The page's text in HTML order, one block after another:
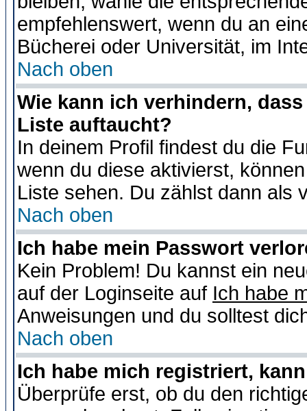
empfehlenswert, wenn du an
Bücherei oder Universität, im
Nach oben
Wie kann ich verhindern,
Liste auftaucht?
In deinem Profil findest du die
wenn du diese aktivierst,
Liste sehen. Du zählst dann als
Nach oben
Ich habe mein Passwort
Kein Problem! Du kannst ein
auf der Loginseite auf Ich habe
Anweisungen und du solltest
Nach oben
Ich habe mich registriert,
Überprüfe erst, ob du den